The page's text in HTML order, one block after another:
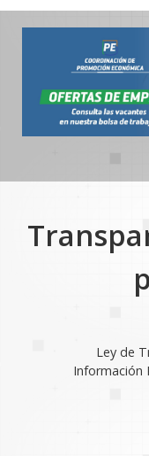
Ley de
Información